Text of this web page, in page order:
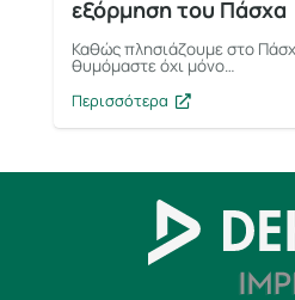
εξόρμηση του Πάσχα
Καθώς πλησιάζουμε στο
θυμόμαστε όχι μόνο…
Περισσότερα